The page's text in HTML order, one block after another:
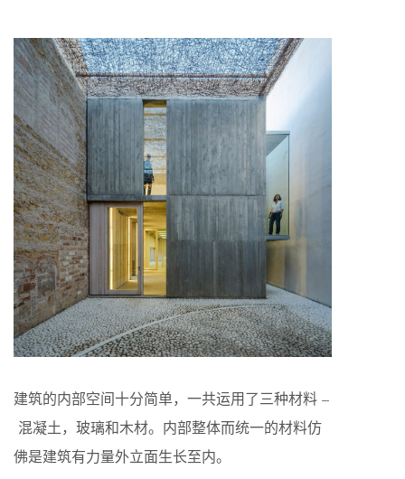
建筑的内部空间十分简单，一共运用了三种材料 –
混凝土，玻璃和木材。内部整体而统一的材料仿
佛是建筑有力量外立面生长至内。